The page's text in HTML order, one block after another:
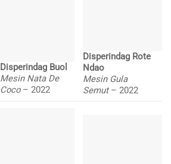
Disperindag Buol
Mesin Nata De
Coco– 2022
Disperindag Rote
Ndao
Mesin Gula
Semut– 2022